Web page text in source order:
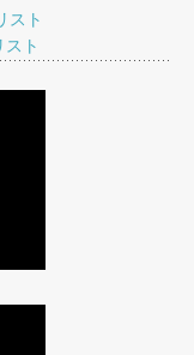
スト
スト